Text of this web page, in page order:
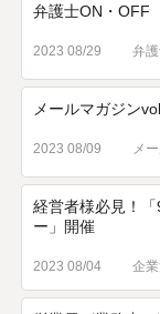
弁護士ON・
2023 08/29 弁
メールマガジン
2023 08/09 メ
経営者様必見！
ー」開催
2023 08/04 企